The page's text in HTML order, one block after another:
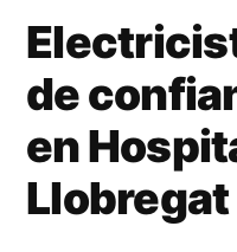
de
en
Llobregat